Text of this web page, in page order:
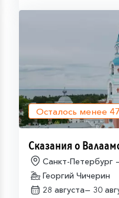
Осталось менее 47
Сказания о
Санкт-Петербург
Георгий Чичерин
28 августа— 30